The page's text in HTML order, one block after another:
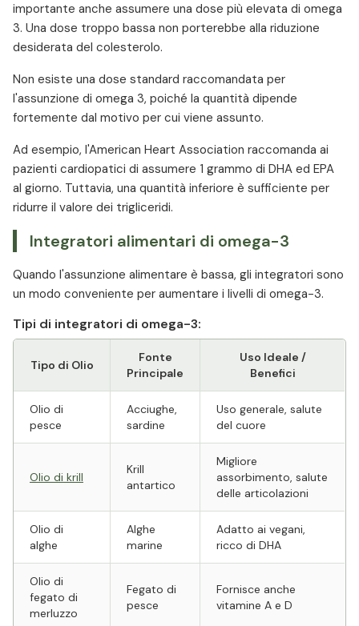
importante anche assumere una dose più elevata di omega
3. Una dose troppo bassa non porterebbe alla riduzione
desiderata del colesterolo.
Non esiste una dose standard raccomandata per
l'assunzione di omega 3, poiché la quantità dipende
fortemente dal motivo per cui viene assunto.
Ad esempio, l'American Heart Association raccomanda ai
pazienti cardiopatici di assumere 1 grammo di DHA ed EPA
al giorno. Tuttavia, una quantità inferiore è sufficiente per
ridurre il valore dei trigliceridi.
Integratori alimentari di omega-3
Quando l'assunzione alimentare è bassa, gli integratori sono
un modo conveniente per aumentare i livelli di omega-3.
Tipi di integratori di omega-3:
Tipo di Olio
Fonte
Principale
Uso Ideale /
Benefici
Olio di
pesce
Acciughe,
sardine
Uso generale, salute
del cuore
Olio di krill
Krill
antartico
Migliore
assorbimento, salute
delle articolazioni
Olio di
alghe
Alghe
marine
Adatto ai vegani,
ricco di DHA
Olio di
fegato di
merluzzo
Fegato di
pesce
Fornisce anche
vitamine A e D